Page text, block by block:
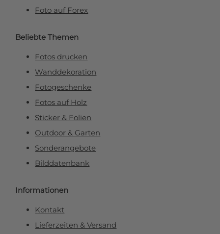
Foto auf Forex
Beliebte Themen
Fotos drucken
Wanddekoration
Fotogeschenke
Fotos auf Holz
Sticker & Folien
Outdoor & Garten
Sonderangebote
Bilddatenbank
Informationen
Kontakt
Lieferzeiten & Versand